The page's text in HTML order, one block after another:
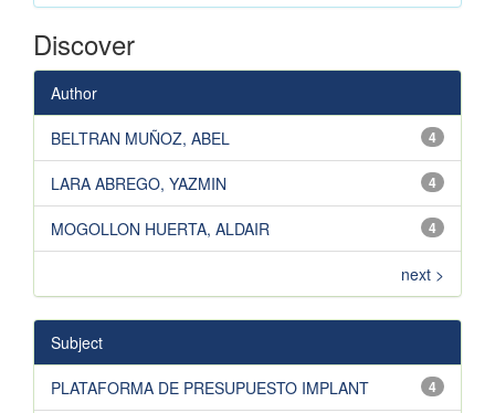
Discover
Author
4
BELTRAN MUÑOZ, ABEL
4
LARA ABREGO, YAZMIN
4
MOGOLLON HUERTA, ALDAIR
next >
Subject
4
PLATAFORMA DE PRESUPUESTO IMPLANT